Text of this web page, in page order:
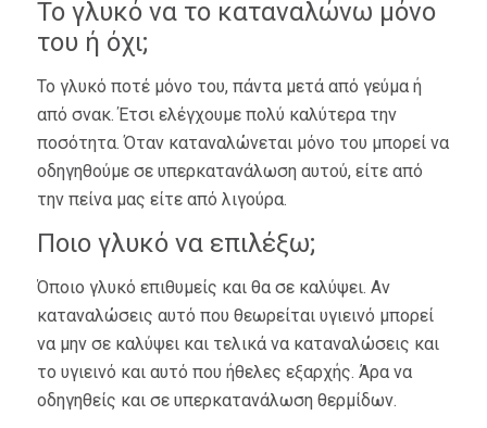
Το γλυκό να το καταναλώνω μόνο
του ή όχι;
Το γλυκό ποτέ μόνο του, πάντα μετά από γεύμα ή
από σνακ. Έτσι ελέγχουμε πολύ καλύτερα την
ποσότητα. Όταν καταναλώνεται μόνο του μπορεί να
οδηγηθούμε σε υπερκατανάλωση αυτού, είτε από
την πείνα μας είτε από λιγούρα.
Ποιο γλυκό να επιλέξω;
Όποιο γλυκό επιθυμείς και θα σε καλύψει. Αν
καταναλώσεις αυτό που θεωρείται υγιεινό μπορεί
να μην σε καλύψει και τελικά να καταναλώσεις και
το υγιεινό και αυτό που ήθελες εξαρχής. Άρα να
οδηγηθείς και σε υπερκατανάλωση θερμίδων.